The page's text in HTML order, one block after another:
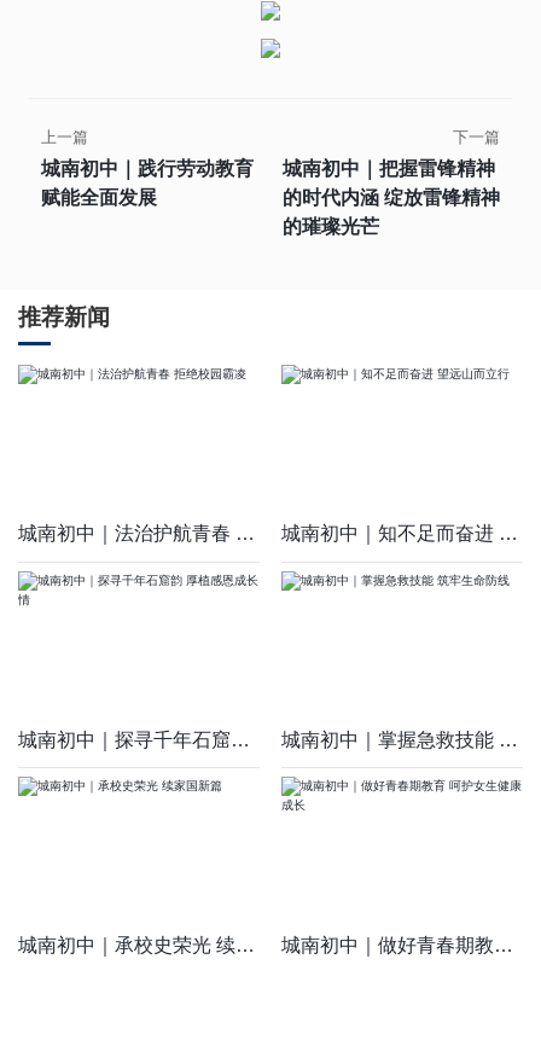
上一篇
城南初中｜践行劳动教育
赋能全面发展
下一篇
城南初中｜把握雷锋精神
的时代内涵 绽放雷锋精神
的璀璨光芒
推荐新闻
城南初中｜法治护航青春 拒绝校园霸凌 城南初中｜知不足而奋进 望远山而立行
城南初中｜探寻千年石窟韵 厚植感恩成长情 城南初中｜掌握急救技能 筑牢生命防线
城南初中｜承校史荣光 续家国新篇 城南初中｜做好青春期教育 呵护女生健康成长